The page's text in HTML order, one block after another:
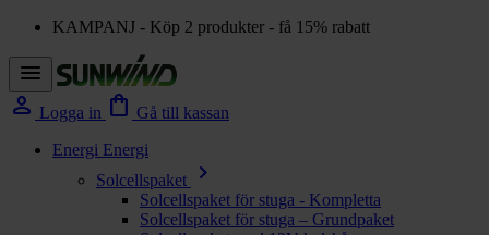
KAMPANJ - Köp 2 produkter - få 15% rabatt
menu
person Logga in shopping_bag Gå till kassan
Energi Energi
Solcellspaket
chevron_right
Solcellspaket för stuga - Kompletta
Solcellspaket för stuga – Grundpaket